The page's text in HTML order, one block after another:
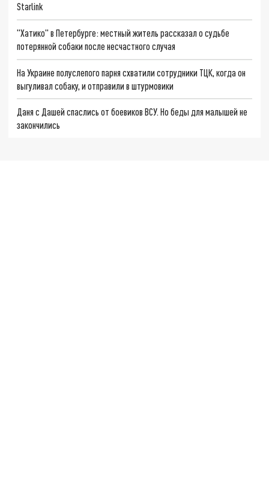
Starlink
"Хатико" в Петербурге: местный житель рассказал о судьбе
потерянной собаки после несчастного случая
На Украине полуслепого парня схватили сотрудники ТЦК, когда он
выгуливал собаку, и отправили в штурмовики
Даня с Дашей спаслись от боевиков ВСУ. Но беды для малышей не
закончились